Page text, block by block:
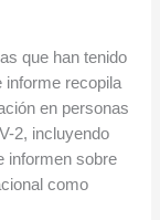
que han tenido
informe recopila
en personas
2, incluyendo
informen sobre
como